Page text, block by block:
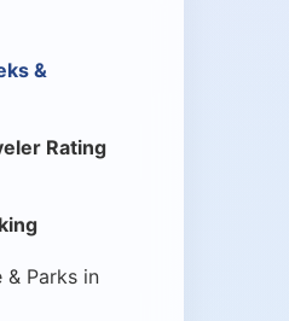
&
Rating
& Parks in